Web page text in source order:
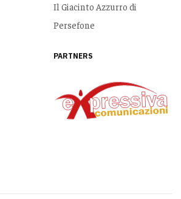
Il Giacinto Azzurro di
Persefone
PARTNERS